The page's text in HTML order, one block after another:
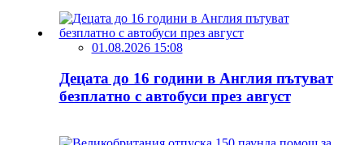
01.08.2026 15:08
Децата до 16 години в Англия пътуват
безплатно с автобуси през август